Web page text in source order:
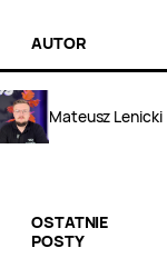
AUTOR
Mateusz Lenicki
OSTATNIE
POSTY